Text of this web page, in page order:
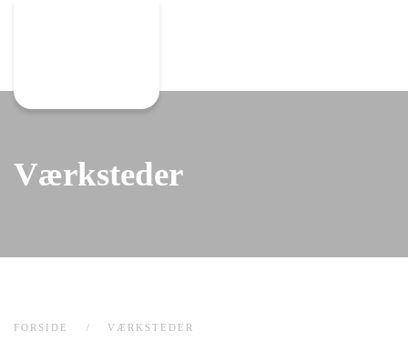
Værksteder
FORSIDE VÆRKSTEDER